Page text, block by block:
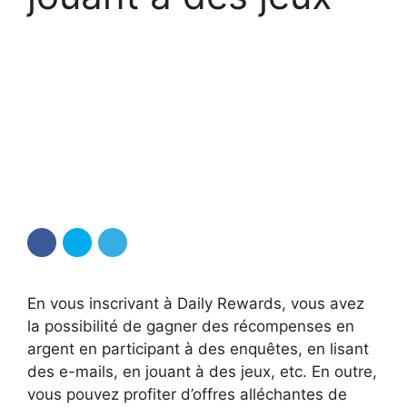
En vous inscrivant à Daily Rewards, vous avez
la possibilité de gagner des récompenses en
argent en participant à des enquêtes, en lisant
des e-mails, en jouant à des jeux, etc. En outre,
vous pouvez profiter d’offres alléchantes de